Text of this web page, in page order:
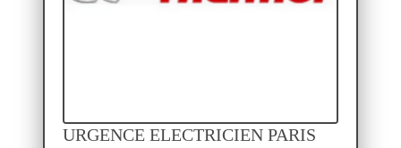
URGENCE ELECTRICIEN PARIS